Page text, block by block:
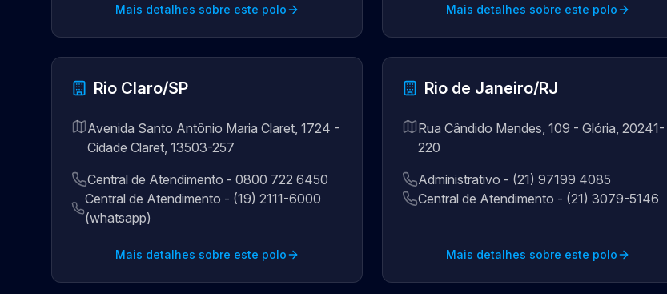
Mais detalhes sobre este polo Mais detalhes sobre este polo
Rio Claro/SP
Avenida Santo Antônio Maria Claret, 1724 -
Cidade Claret, 13503-257
Central de Atendimento - 0800 722 6450
Central de Atendimento - (19) 2111-6000
(whatsapp)
Mais detalhes sobre este polo
Rio de Janeiro/RJ
Rua Cândido Mendes, 109 - Glória, 20241-
220
Administrativo - (21) 97199 4085
Central de Atendimento - (21) 3079-5146
Mais detalhes sobre este polo